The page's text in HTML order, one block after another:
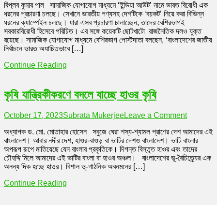
ভারত-
বিরোধী
প্রচারের
নেপথ্যে
কি?
বিপ্লব কুমার পাল সামাজিক যোগাযোগ মাধ্যমে ‘ইন্ডিয়া আউট’ নামে ভারত বিরোধী এক
ধরনের প্রচারণা চলছে। সেখানে ভারতীয় পণ্যসহ দেশটিকে ‘বয়কট’ নিয়ে করা বিভিন্ন
ধরনের ক্যাম্পেইন চলছে। যারা এসব প্রচারণা চালাচ্ছেন, তাদের বেশিরভাগই
সরকারবিরোধী হিসেবে পরিচিত। এর সঙ্গে কয়েকটি ছোটখাটো রাজনৈতিক দলও যুক্ত
রয়েছে। সামাজিক যোগাযোগ মাধ্যমে বেশিরভাগ পোস্টদাতা বলছেন, ‘বাংলাদেশের জাতীয়
নির্বাচনে ভারত অযাচিতভাবে […]
Continue Reading
কৃষি যান্ত্রিকীকরণে বদলে যাচ্ছে হাওর কৃষি
October 17, 2023Subrata MukerjeeLeave a Commenton
বদলে
যাচ্ছে
হাওর
অধ্যাপক ড. মো. মোতাহার হোসেন সবুজে ঘেরা শস্য-শ্যামল প্রাণের দেশ আমাদের এই
বাংলাদেশ। আবার নদীর দেশ, হাওর-বাওড় বা ভাটির দেশও বাংলাদেশ। ভাটি বাংলার
অপরূপ রূপে মাতিয়েছে যেন বাংলার প্রকৃতিকে। দিগন্ত বিস্তৃত হাওর এবং তাদের
চৌহদ্দি মিলে আমাদের এই ভাটির বাংলা বা হাওর অঞ্চল। বাংলাদেশের ভূ-বৈচিত্র্যের এক
অনন্য দিক হচ্ছে হাওর। বিশাল ভূ-গাঠনিক অবনমনের […]
Continue Reading